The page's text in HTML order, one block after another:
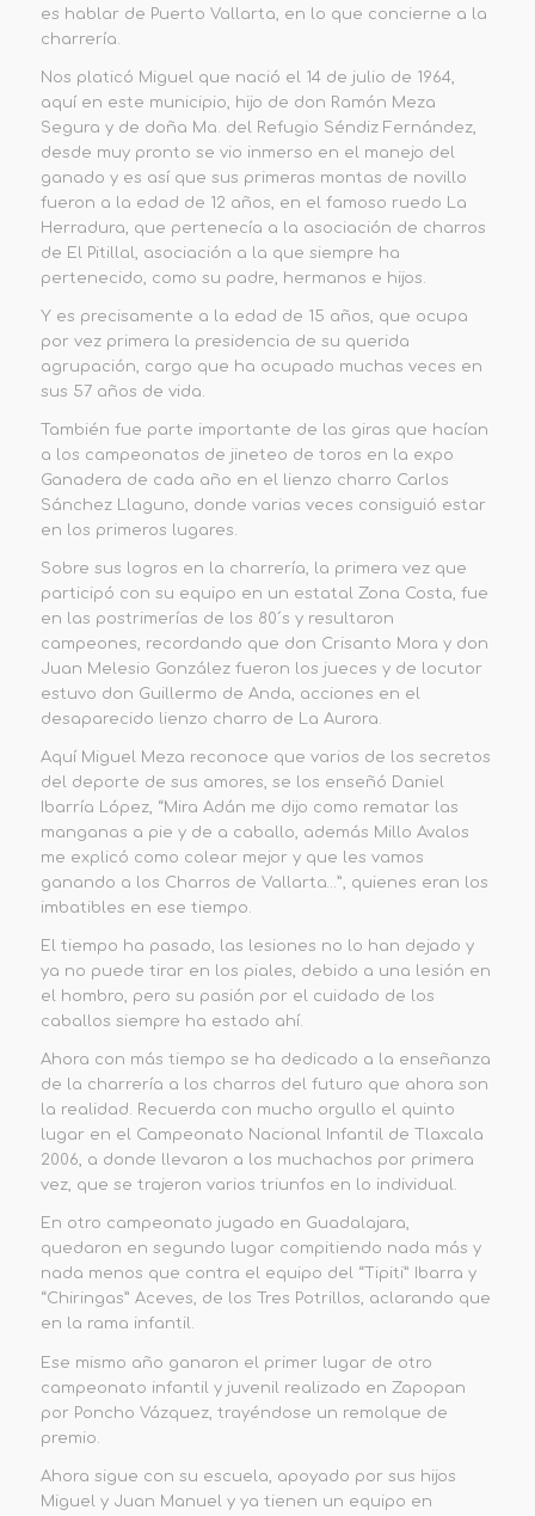
es hablar de Puerto Vallarta, en lo que concierne a la
charrería.
Nos platicó Miguel que nació el 14 de julio de 1964,
aquí en este municipio, hijo de don Ramón Meza
Segura y de doña Ma. del Refugio Séndiz Fernández,
desde muy pronto se vio inmerso en el manejo del
ganado y es así que sus primeras montas de novillo
fueron a la edad de 12 años, en el famoso ruedo La
Herradura, que pertenecía a la asociación de charros
de El Pitillal, asociación a la que siempre ha
pertenecido, como su padre, hermanos e hijos.
Y es precisamente a la edad de 15 años, que ocupa
por vez primera la presidencia de su querida
agrupación, cargo que ha ocupado muchas veces en
sus 57 años de vida.
También fue parte importante de las giras que hacían
a los campeonatos de jineteo de toros en la expo
Ganadera de cada año en el lienzo charro Carlos
Sánchez Llaguno, donde varias veces consiguió estar
en los primeros lugares.
Sobre sus logros en la charrería, la primera vez que
participó con su equipo en un estatal Zona Costa, fue
en las postrimerías de los 80´s y resultaron
campeones, recordando que don Crisanto Mora y don
Juan Melesio González fueron los jueces y de locutor
estuvo don Guillermo de Anda, acciones en el
desaparecido lienzo charro de La Aurora.
Aquí Miguel Meza reconoce que varios de los secretos
del deporte de sus amores, se los enseñó Daniel
Ibarría López, “Mira Adán me dijo como rematar las
manganas a pie y de a caballo, además Millo Avalos
me explicó como colear mejor y que les vamos
ganando a los Charros de Vallarta…”, quienes eran los
imbatibles en ese tiempo.
El tiempo ha pasado, las lesiones no lo han dejado y
ya no puede tirar en los piales, debido a una lesión en
el hombro, pero su pasión por el cuidado de los
caballos siempre ha estado ahí.
Ahora con más tiempo se ha dedicado a la enseñanza
de la charrería a los charros del futuro que ahora son
la realidad. Recuerda con mucho orgullo el quinto
lugar en el Campeonato Nacional Infantil de Tlaxcala
2006, a donde llevaron a los muchachos por primera
vez, que se trajeron varios triunfos en lo individual.
En otro campeonato jugado en Guadalajara,
quedaron en segundo lugar compitiendo nada más y
nada menos que contra el equipo del “Tipiti” Ibarra y
“Chiringas” Aceves, de los Tres Potrillos, aclarando que
en la rama infantil.
Ese mismo año ganaron el primer lugar de otro
campeonato infantil y juvenil realizado en Zapopan
por Poncho Vázquez, trayéndose un remolque de
premio.
Ahora sigue con su escuela, apoyado por sus hijos
Miguel y Juan Manuel y ya tienen un equipo en